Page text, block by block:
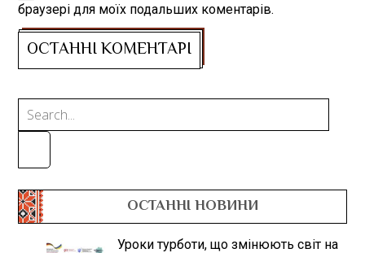
браузері для моїх подальших коментарів.
ОСТАННІ НОВИНИ
Уроки турботи, що змінюють світ на